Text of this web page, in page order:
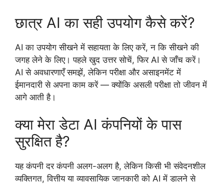
छात्र AI का सही उपयोग कैसे करें?
AI का उपयोग सीखने में सहायता के लिए करें, न कि सीखने की
जगह लेने के लिए। पहले खुद उत्तर सोचें, फिर AI से जाँच करें।
AI से अवधारणाएँ समझें, लेकिन परीक्षा और असाइनमेंट में
ईमानदारी से अपना काम करें — क्योंकि असली परीक्षा तो जीवन में
आगे आती है।
क्या मेरा डेटा AI कंपनियों के पास
सुरक्षित है?
यह कंपनी दर कंपनी अलग-अलग है, लेकिन किसी भी संवेदनशील
व्यक्तिगत, वित्तीय या व्यावसायिक जानकारी को AI में डालने से